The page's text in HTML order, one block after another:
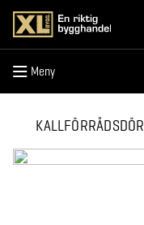
Meny
Meny